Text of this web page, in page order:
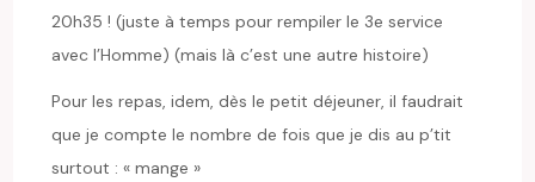
20h35 ! (juste à temps pour rempiler le 3e service
avec l’Homme) (mais là c’est une autre histoire)
Pour les repas, idem, dès le petit déjeuner, il faudrait
que je compte le nombre de fois que je dis au p’tit
surtout : « mange »